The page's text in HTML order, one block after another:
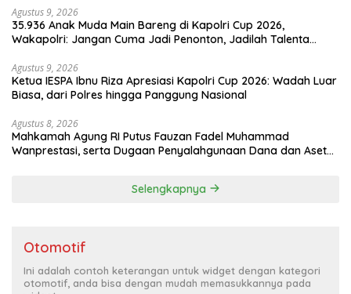
Agustus 9, 2026
35.936 Anak Muda Main Bareng di Kapolri Cup 2026,
Wakapolri: Jangan Cuma Jadi Penonton, Jadilah Talenta
Agustus 9, 2026
Ketua IESPA Ibnu Riza Apresiasi Kapolri Cup 2026: Wadah Luar
Biasa, dari Polres hingga Panggung Nasional
Agustus 8, 2026
Mahkamah Agung RI Putus Fauzan Fadel Muhammad
Wanprestasi, serta Dugaan Penyalahgunaan Dana dan Aset
Selengkapnya
Otomotif
Ini adalah contoh keterangan untuk widget dengan kategori
otomotif, anda bisa dengan mudah memasukkannya pada